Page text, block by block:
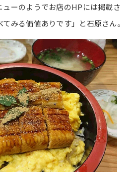
ーのようでお店のHPには掲載さ
みる価値ありです」と石原さん。